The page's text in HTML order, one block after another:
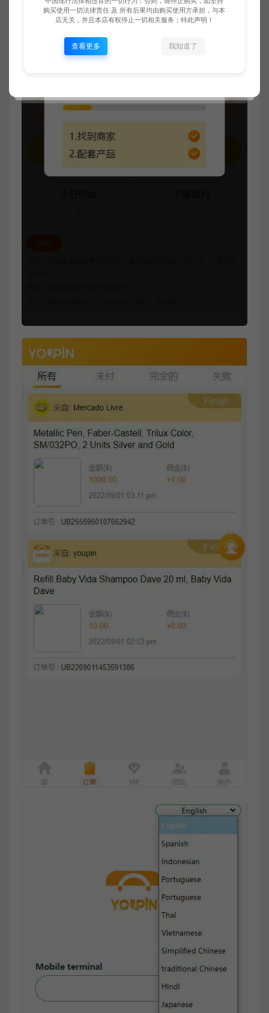
购买使用一切法律责任 及 所有后果均由购买使用方承担，与本
店无关，并且本店有权停止一切相关服务；特此声明！
查看更多 我知道了